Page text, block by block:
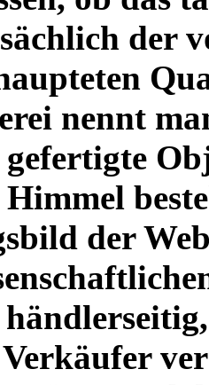
der
nennt
gefertigte
der